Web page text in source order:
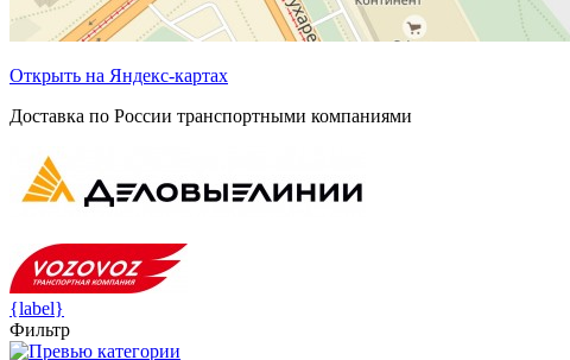
Открыть на Яндекс-картах
Доставка по России транспортными компаниями
{label}
Фильтр